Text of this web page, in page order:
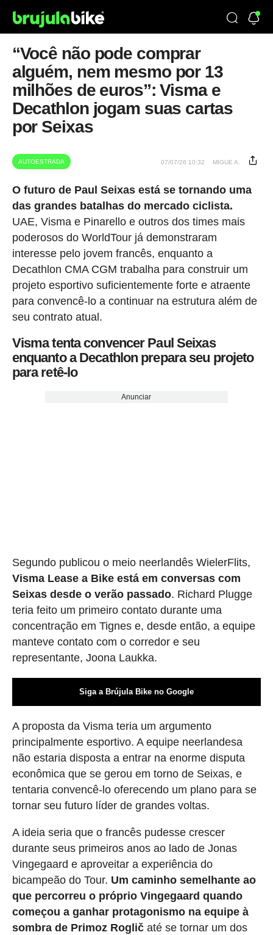
“Você não pode comprar
alguém, nem mesmo por 13
milhões de euros”: Visma e
Decathlon jogam suas cartas
por Seixas
AUTOESTRADA 07/07/26 10:32 MIGUE A.
O futuro de Paul Seixas está se tornando uma
das grandes batalhas do mercado ciclista.
UAE, Visma e Pinarello e outros dos times mais
poderosos do WorldTour já demonstraram
interesse pelo jovem francês, enquanto a
Decathlon CMA CGM trabalha para construir um
projeto esportivo suficientemente forte e atraente
para convencê-lo a continuar na estrutura além de
seu contrato atual.
Visma tenta convencer Paul Seixas
enquanto a Decathlon prepara seu projeto
para retê-lo
Anunciar
Segundo publicou o meio neerlandês WielerFlits,
Visma Lease a Bike está em conversas com
Seixas desde o verão passado. Richard Plugge
teria feito um primeiro contato durante uma
concentração em Tignes e, desde então, a equipe
manteve contato com o corredor e seu
representante, Joona Laukka.
Siga a Brújula Bike no Google
A proposta da Visma teria um argumento
principalmente esportivo. A equipe neerlandesa
não estaria disposta a entrar na enorme disputa
econômica que se gerou em torno de Seixas, e
tentaria convencê-lo oferecendo um plano para se
tornar seu futuro líder de grandes voltas.
A ideia seria que o francês pudesse crescer
durante seus primeiros anos ao lado de Jonas
Vingegaard e aproveitar a experiência do
bicampeão do Tour. Um caminho semelhante ao
que percorreu o próprio Vingegaard quando
começou a ganhar protagonismo na equipe à
sombra de Primoz Rogličaté se tornar um dos